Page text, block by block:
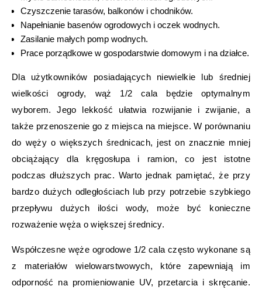
Czyszczenie tarasów, balkonów i chodników.
Napełnianie basenów ogrodowych i oczek wodnych.
Zasilanie małych pomp wodnych.
Prace porządkowe w gospodarstwie domowym i na działce.
Dla użytkowników posiadających niewielkie lub średniej
wielkości ogrody, wąż 1/2 cala będzie optymalnym
wyborem. Jego lekkość ułatwia rozwijanie i zwijanie, a
także przenoszenie go z miejsca na miejsce. W porównaniu
do węży o większych średnicach, jest on znacznie mniej
obciążający dla kręgosłupa i ramion, co jest istotne
podczas dłuższych prac. Warto jednak pamiętać, że przy
bardzo dużych odległościach lub przy potrzebie szybkiego
przepływu dużych ilości wody, może być konieczne
rozważenie węża o większej średnicy.
Współczesne węże ogrodowe 1/2 cala często wykonane są
z materiałów wielowarstwowych, które zapewniają im
odporność na promieniowanie UV, przetarcia i skręcanie.